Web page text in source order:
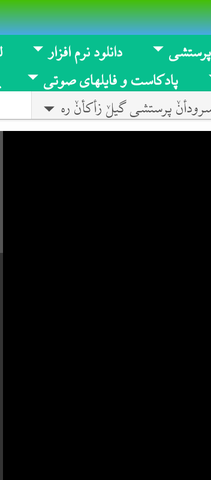
پرستشی گیلٚ زأکأنٚ ره
دانلود نرم افزار
پادکاست و فایلهای صوتی